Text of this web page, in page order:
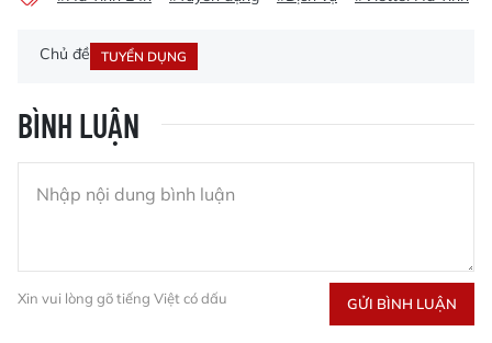
Chủ đề TUYỂN DỤNG
BÌNH LUẬN
Xin vui lòng gõ tiếng Việt có dấu GỬI BÌNH LUẬN